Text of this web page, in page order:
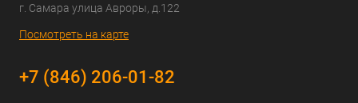
г. Самара улица Авроры, д.122
Посмотреть на карте
+7 (846) 206-01-82